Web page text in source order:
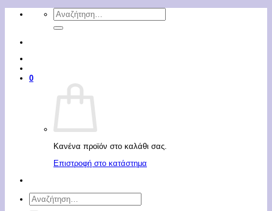
Μετάβαση
Αναζήτηση
για:
0
Κανένα προϊόν στο καλάθι σας.
Επιστροφή στο κατάστημα
Αναζήτηση
για: